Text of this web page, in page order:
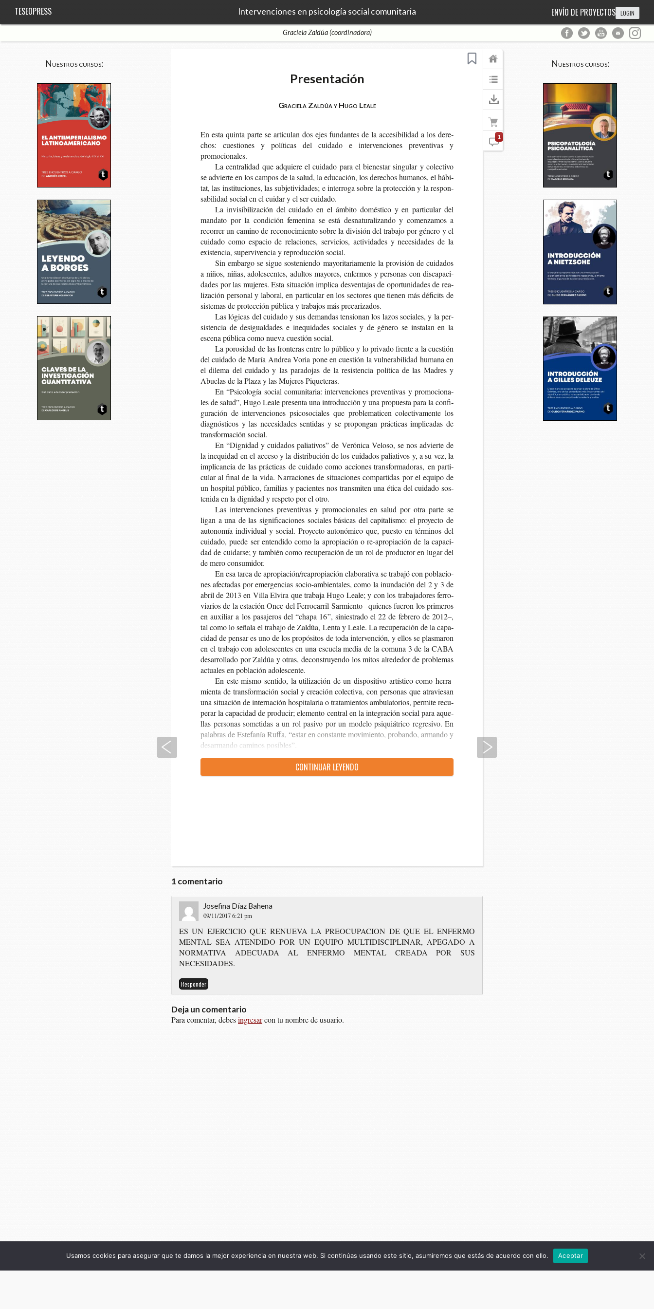
Intervenciones en psicología social comunitaria
TESEOPRESS ENVÍO DE PROYECTOS LOGIN
Graciela Zaldúa (coordinadora)
Nuestros cursos: Nuestros cursos:
Presentación
Anterior
Graciela Zaldúa y Hugo Leale
En esta quin­ta parte se arti­cu­lan dos ejes fun­dan­tes de la acce­si­bi­li­dad a los dere­
chos: cues­tio­nes y polí­ti­cas del cui­da­do e inter­ven­cio­nes pre­ven­ti­vas y
promocionales.
La cen­tra­li­dad que adquie­re el cui­da­do para el bie­nes­tar sin­gu­lar y colec­ti­vo
se advier­te en los cam­pos de la salud, la edu­ca­ción, los dere­chos huma­nos, el hábi­
tat, las ins­ti­tu­cio­nes, las sub­je­ti­vi­da­des; e inte­rro­ga sobre la pro­tec­ción y la res­pon­
sa­bi­li­dad social en el cui­dar y el ser cuidado.
La invi­si­bi­li­za­ción del cui­da­do en el ámbi­to domés­ti­co y en par­ti­cu­lar del
man­da­to por la con­di­ción feme­ni­na se está des­na­tu­ra­li­zan­do y comen­za­mos a
reco­rrer un camino de reco­no­ci­mien­to sobre la divi­sión del tra­ba­jo por géne­ro y el
cui­da­do como espa­cio de rela­cio­nes, ser­vi­cios, acti­vi­da­des y nece­si­da­des de la
exis­ten­cia, super­vi­ven­cia y repro­duc­ción social.
Sin embar­go se sigue sos­te­nien­do mayo­ri­ta­ria­men­te la pro­vi­sión de cui­da­dos
a niños, niñas, ado­les­cen­tes, adul­tos mayo­res, enfer­mos y per­so­nas con dis­ca­pa­ci­
da­des por las muje­res. Esta situa­ción impli­ca des­ven­ta­jas de opor­tu­ni­da­des de rea­
li­za­ción per­so­nal y labo­ral, en par­ti­cu­lar en los sec­to­res que tie­nen más défi­cits de
sis­te­mas de pro­tec­ción públi­ca y tra­ba­jos más precarizados.
Las lógi­cas del cui­da­do y sus deman­das ten­sio­nan los lazos socia­les, y la per­
sis­ten­cia de desigual­da­des e inequi­da­des socia­les y de géne­ro se ins­ta­lan en la
esce­na públi­ca como nueva cues­tión social.
La poro­si­dad de las fron­te­ras entre lo públi­co y lo pri­va­do fren­te a la cues­tión
del cui­da­do de María Andrea Voria pone en cues­tión la vul­ne­ra­bi­li­dad huma­na en
el dile­ma del cui­da­do y las para­do­jas de la resis­ten­cia polí­ti­ca de las Madres y
Abue­las de la Plaza y las Muje­res Piqueteras.
En “Psi­co­lo­gía social comu­ni­ta­ria: inter­ven­cio­nes pre­ven­ti­vas y pro­mo­cio­na­
les de salud”, Hugo Leale pre­sen­ta una intro­duc­ción y una pro­pues­ta para la con­fi­
gu­ra­ción de inter­ven­cio­nes psi­co­so­cia­les que pro­ble­ma­ti­cen colec­ti­va­men­te los
diag­nós­ti­cos y las nece­si­da­des sen­ti­das y se pro­pon­gan prác­ti­cas impli­ca­das de
trans­for­ma­ción social.
En “Dig­ni­dad y cui­da­dos palia­ti­vos” de Veró­ni­ca Velo­so, se nos advier­te de
la inequi­dad en el acce­so y la dis­tri­bu­ción de los cui­da­dos palia­ti­vos y, a su vez, la
impli­can­cia de las prác­ti­cas de cui­da­do como accio­nes trans­for­ma­do­ras, en par­ti­
cu­lar al final de la vida. Narra­cio­nes de situa­cio­nes com­par­ti­das por el equi­po de
un hos­pi­tal públi­co, fami­lias y pacien­tes nos trans­mi­ten una ética del cui­da­do sos­
te­ni­da en la dig­ni­dad y res­pe­to por el otro.
Las inter­ven­cio­nes pre­ven­ti­vas y pro­mo­cio­na­les en salud por otra parte se
ligan a una de las sig­ni­fi­ca­cio­nes socia­les bási­cas del capi­ta­lis­mo: el pro­yec­to de
auto­no­mía indi­vi­dual y social. Pro­yec­to auto­nó­mi­co que, pues­to en tér­mi­nos del
cui­da­do, puede ser enten­di­do como la apro­pia­ción o re-​apropiación de la capa­ci­
dad de cui­dar­se; y tam­bién como recu­pe­ra­ción de un rol de pro­duc­tor en lugar del
de mero consumidor.
En esa tarea de apro­pia­ción/reapro­pia­ción ela­bo­ra­ti­va se tra­ba­jó con pobla­cio­
nes afec­ta­das por emer­gen­cias socio-​ambientales, como la inun­da­ción del 2 y 3 de
abril de 2013 en Villa Elvi­ra que tra­ba­ja Hugo Leale; y con los tra­ba­ja­do­res ferro­
via­rios de la esta­ción Once del Ferro­ca­rril Sar­mien­to –quie­nes fue­ron los pri­me­ros
en auxi­liar a los pasa­je­ros del “chapa 16”, sinies­tra­do el 22 de febre­ro de 2012–,
tal como lo seña­la el tra­ba­jo de Zal­dúa, Lenta y Leale. La recu­pe­ra­ción de la capa­
ci­dad de pen­sar es uno de los pro­pó­si­tos de toda inter­ven­ción, y ellos se plas­ma­ron
en el tra­ba­jo con ado­les­cen­tes en una escue­la media de la comu­na 3 de la CABA
desa­rro­lla­do por Zal­dúa y otras, decons­tru­yen­do los mitos alre­de­dor de pro­ble­mas
actua­les en pobla­ción adolescente.
En este mismo sen­ti­do, la uti­li­za­ción de un dis­po­si­ti­vo artís­ti­co como herra­
mien­ta de trans­for­ma­ción social y crea­ción colec­ti­va, con per­so­nas que atra­vie­san
una situa­ción de inter­na­ción hos­pi­ta­la­ria o tra­ta­mien­tos ambu­la­to­rios, per­mi­te recu­
pe­rar la capa­ci­dad de pro­du­cir; ele­men­to cen­tral en la inte­gra­ción social para aque­
llas per­so­nas some­ti­das a un rol pasi­vo por un mode­lo psi­quiá­tri­co regre­si­vo. En
pala­bras de Este­fa­nía Ruffa, “estar en cons­tan­te movi­mien­to, pro­ban­do, arman­do y
des­ar­man­do cami­nos posibles”.
CON­TI­NUAR LEYENDO
1 comentario
Josefina Díaz Bahena
09/11/2017 6:21 pm
ES UN EJER­CI­CIO QUE RENUE­VA LA PREO­CU­PA­CION DE QUE EL ENFER­MO
MEN­TAL SEA ATEN­DI­DO POR UN EQUI­PO MUL­TI­DIS­CI­PLI­NAR, APE­GA­DO A
NOR­MA­TI­VA ADE­CUA­DA AL ENFER­MO MEN­TAL CREA­DA POR SUS
NECESIDADES.
Responder
Deja un comentario
Para comentar, debesingresarcon tu nombre de usuario.
1
Usamos cookies para asegurar que te damos la mejor experiencia en nuestra web. Si continúas usando este sitio, asumiremos que estás de acuerdo con ello. Aceptar